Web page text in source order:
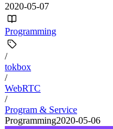
2020-05-07
Programming
/
tokbox
/
WebRTC
/
Program & Service
Programming2020-05-06